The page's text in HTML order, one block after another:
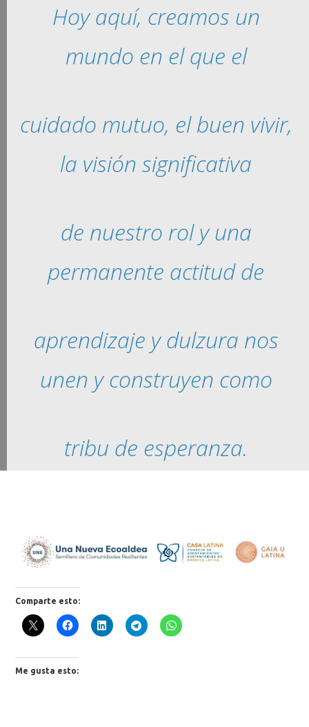
Hoy aquí, creamos un
mundo en el que el
cuidado mutuo, el buen vivir,
la visión significativa
de nuestro rol y una
permanente actitud de
aprendizaje y dulzura nos
unen y construyen como
tribu de esperanza.
Comparte esto:
Me gusta esto: